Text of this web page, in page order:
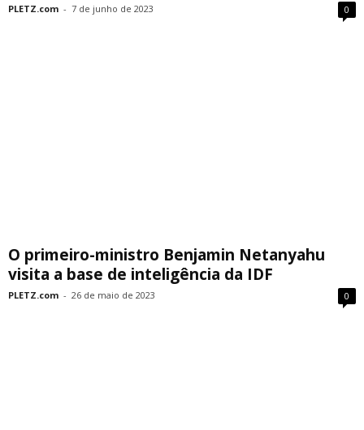
PLETZ.com - 7 de junho de 2023 0
O primeiro-ministro Benjamin Netanyahu
visita a base de inteligência da IDF
PLETZ.com - 26 de maio de 2023 0